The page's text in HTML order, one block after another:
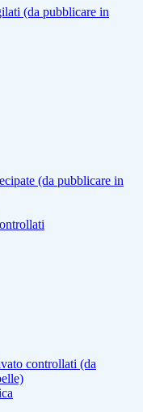
(da pubblicare in
(da pubblicare in
controllati (da